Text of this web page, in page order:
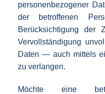
personenbezogener
der betroffenen
Berücksichtigung der
Vervollständigung
Daten — auch mittels
zu verlangen.
Möchte eine